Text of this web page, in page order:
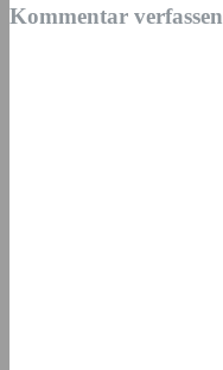
Kommentar verfassen